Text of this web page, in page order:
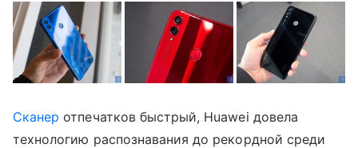
Сканер отпечатков быстрый, Huawei довела
технологию распознавания до рекордной среди